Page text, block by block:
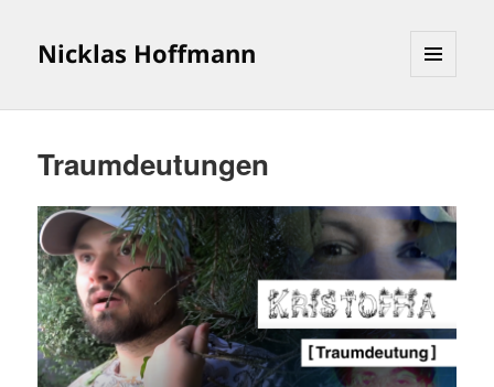
Nicklas Hoffmann
Traumdeutungen